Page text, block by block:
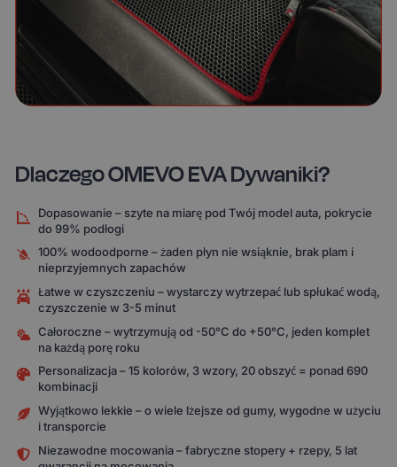
Dlaczego OMEVO EVA Dywaniki?
Dopasowanie – szyte na miarę pod Twój model auta, pokrycie
do 99% podłogi
100% wodoodporne – żaden płyn nie wsiąknie, brak plam i
nieprzyjemnych zapachów
Łatwe w czyszczeniu – wystarczy wytrzepać lub spłukać wodą,
czyszczenie w 3-5 minut
Całoroczne – wytrzymują od -50°C do +50°C, jeden komplet
na każdą porę roku
Personalizacja – 15 kolorów, 3 wzory, 20 obszyć = ponad 690
kombinacji
Wyjątkowo lekkie – o wiele lżejsze od gumy, wygodne w użyciu
i transporcie
Niezawodne mocowania – fabryczne stopery + rzepy, 5 lat